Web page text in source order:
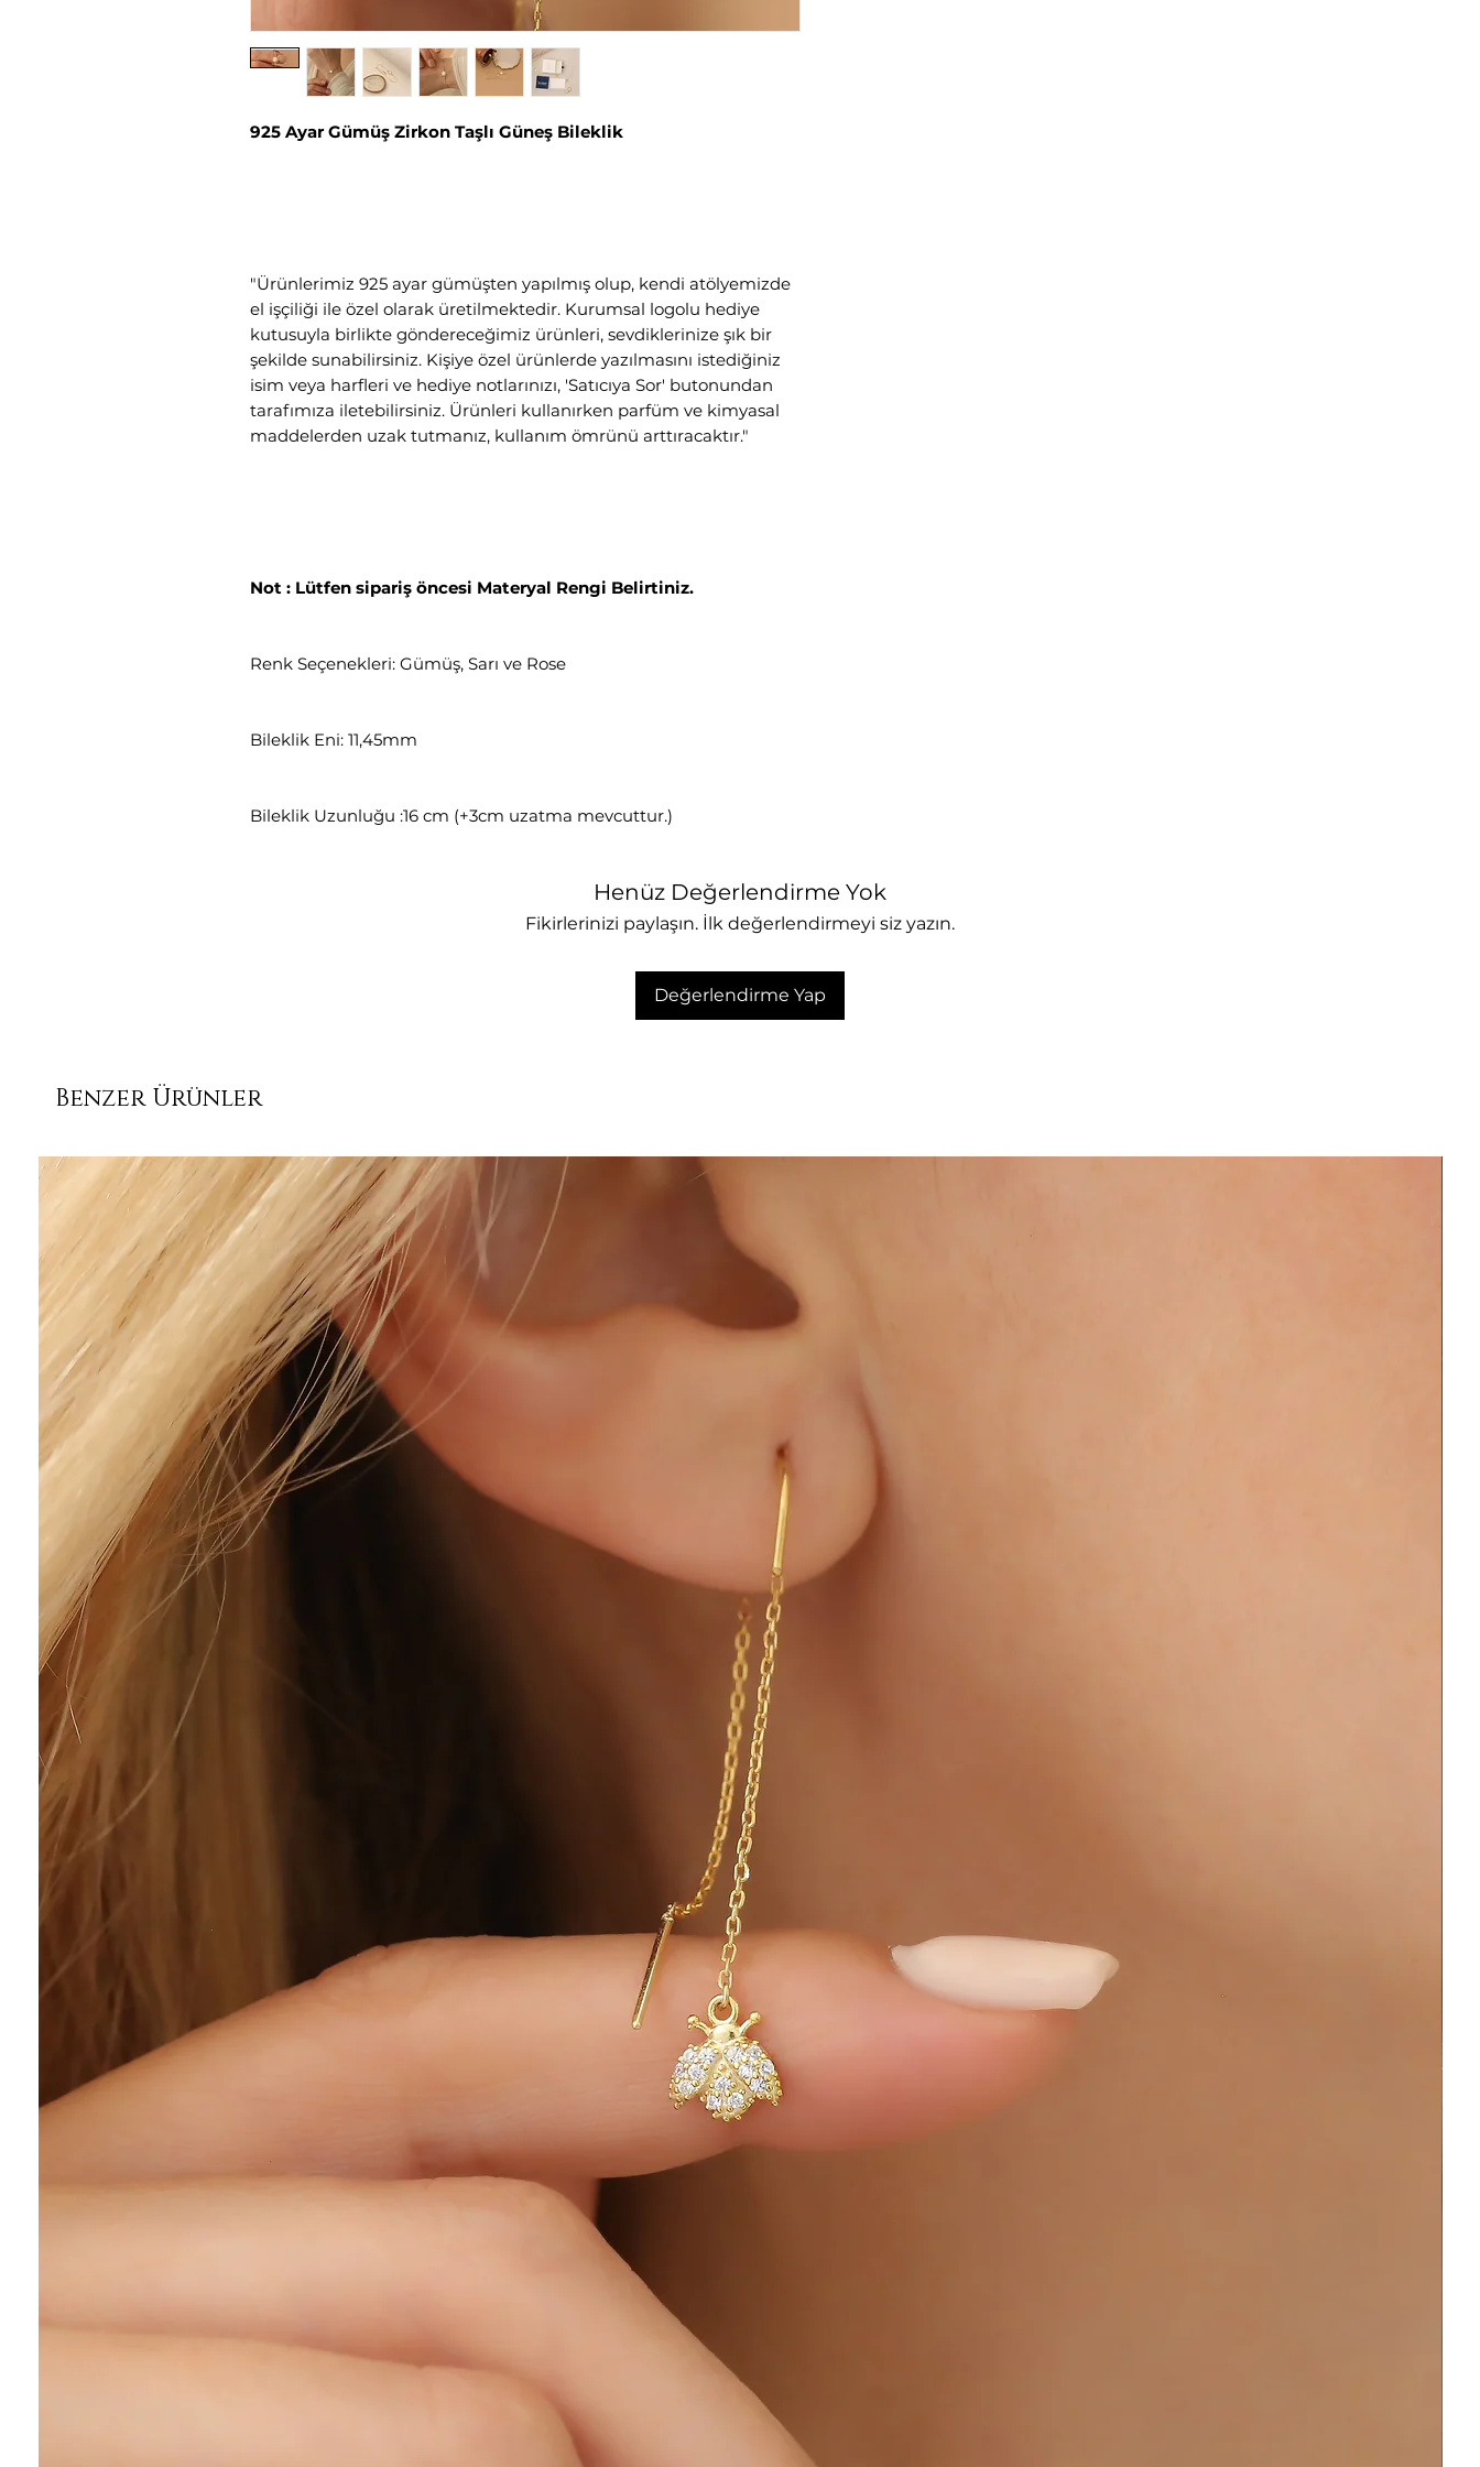
925 Ayar Gümüş Zirkon Taşlı Güneş Bileklik
"Ürünlerimiz 925 ayar gümüşten yapılmış olup, kendi atölyemizde
el işçiliği ile özel olarak üretilmektedir. Kurumsal logolu hediye
kutusuyla birlikte göndereceğimiz ürünleri, sevdiklerinize şık bir
şekilde sunabilirsiniz. Kişiye özel ürünlerde yazılmasını istediğiniz
isim veya harfleri ve hediye notlarınızı, 'Satıcıya Sor' butonundan
tarafımıza iletebilirsiniz. Ürünleri kullanırken parfüm ve kimyasal
maddelerden uzak tutmanız, kullanım ömrünü arttıracaktır."
Not : Lütfen sipariş öncesi Materyal Rengi Belirtiniz.
Renk Seçenekleri: Gümüş, Sarı ve Rose
Bileklik Eni: 11,45mm
Bileklik Uzunluğu :16 cm (+3cm uzatma mevcuttur.)
Henüz Değerlendirme Yok
Fikirlerinizi paylaşın. İlk değerlendirmeyi siz yazın.
Değerlendirme Yap
Benzer Ürünler